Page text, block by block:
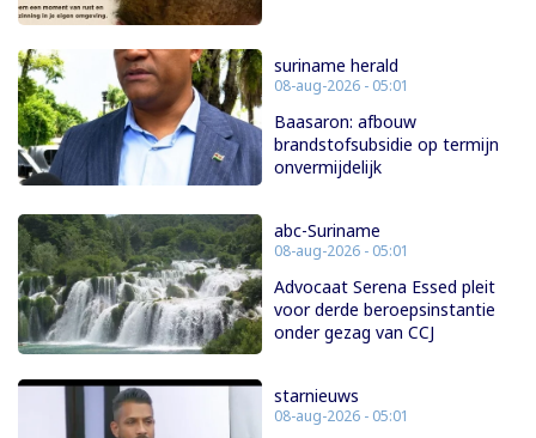
suriname herald
08-aug-2026 - 05:01
Baasaron: afbouw
brandstofsubsidie op termijn
onvermijdelijk
abc-Suriname
08-aug-2026 - 05:01
Advocaat Serena Essed pleit
voor derde beroepsinstantie
onder gezag van CCJ
starnieuws
08-aug-2026 - 05:01